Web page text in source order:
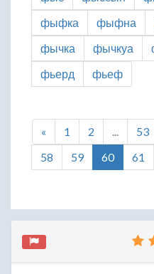
фыфка
фыфна
фычка
фычкуа
фьерд
фьеф
« 1 2 ... 53
58
59 60 61